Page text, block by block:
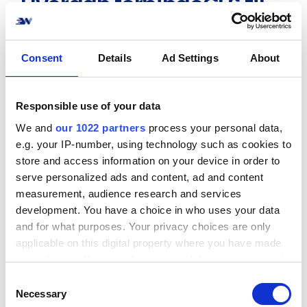
Consent Details Ad Settings About
Responsible use of your data
We and our 1022 partners process your personal data,
e.g. your IP-number, using technology such as cookies to
store and access information on your device in order to
serve personalized ads and content, ad and content
measurement, audience research and services
development. You have a choice in who uses your data
and for what purposes. Your privacy choices are only
applicable on this digital property where you have made
your choices. You can change or withdraw your consent
the Privacy trigger icon.
Necessary
nettbutikken din? Ikke
noe problem!
systemet ditt med GLS på kort tid. Vi støtter de
markedsplassene og ERP-løsningene.
Se alle integrasjonene